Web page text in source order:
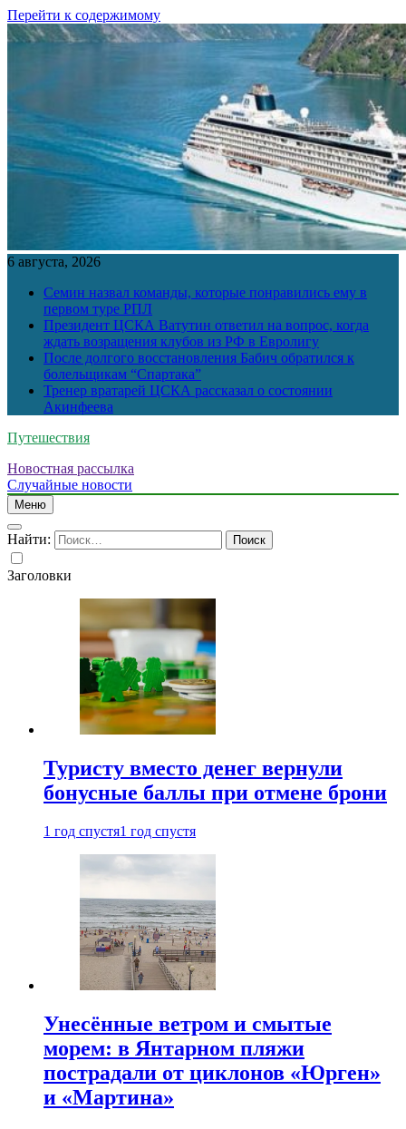
Перейти к содержимому
6 августа, 2026
Семин назвал команды, которые понравились ему в
первом туре РПЛ
Президент ЦСКА Ватутин ответил на вопрос, когда
ждать возращения клубов из РФ в Евролигу
После долгого восстановления Бабич обратился к
болельщикам “Спартака”
Тренер вратарей ЦСКА рассказал о состоянии
Акинфеева
Путешествия
Новостная рассылка
Случайные новости
Меню
Найти:
Заголовки
Туристу вместо денег вернули
бонусные баллы при отмене брони
1 год спустя1 год спустя
Унесённые ветром и смытые
морем: в Янтарном пляжи
пострадали от циклонов «Юрген»
и «Мартина»